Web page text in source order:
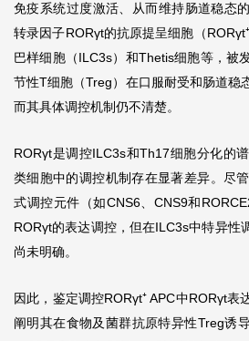
免疫系统过度激活、从而维持肠道稳态
转录因子RORγt的抗原提呈细胞（
巴样细胞（ILC3s）和Thetis细胞等，被
节性T细胞（Treg）在口服耐受和肠道稳
而其具体调控机制仍不清楚。
RORγt是调控ILC3s和Th17细胞分化的
类细胞中的调控机制存在显著差异。尽
式调控元件（如CNS6、CNS9和
RORγt的表达调控，但在ILC3s中特异性
尚未明确。
因此，鉴定调控RORγt⁺ APC中RORγt表
阐明其在食物及菌群抗原特异性Treg诱